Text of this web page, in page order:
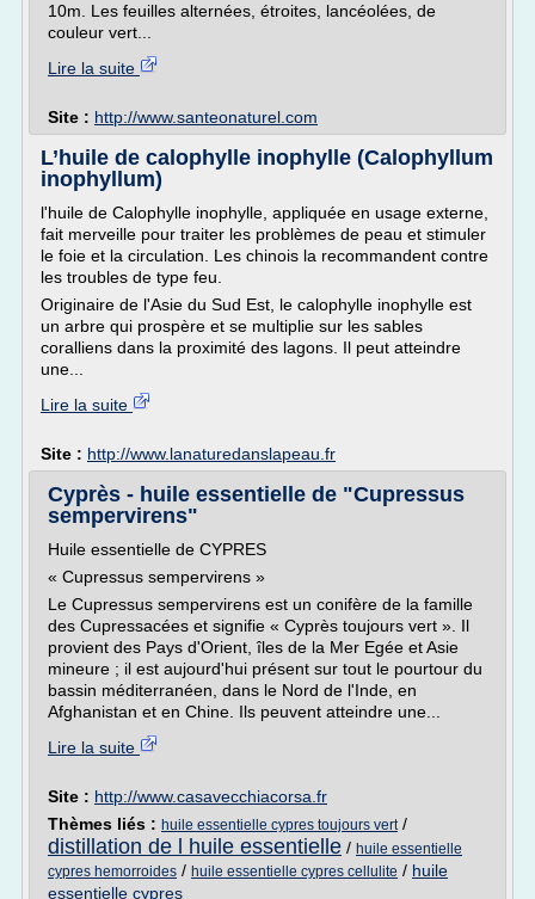
10m. Les feuilles alternées, étroites, lancéolées, de
couleur vert...
Lire la suite
Site : http://www.santeonaturel.com
L’huile de calophylle inophylle (Calophyllum
inophyllum)
l'huile de Calophylle inophylle, appliquée en usage externe,
fait merveille pour traiter les problèmes de peau et stimuler
le foie et la circulation. Les chinois la recommandent contre
les troubles de type feu.
Originaire de l'Asie du Sud Est, le calophylle inophylle est
un arbre qui prospère et se multiplie sur les sables
coralliens dans la proximité des lagons. Il peut atteindre
une...
Lire la suite
Site : http://www.lanaturedanslapeau.fr
Cyprès - huile essentielle de "Cupressus
sempervirens"
Huile essentielle de CYPRES
« Cupressus sempervirens »
Le Cupressus sempervirens est un conifère de la famille
des Cupressacées et signifie « Cyprès toujours vert ». Il
provient des Pays d'Orient, îles de la Mer Egée et Asie
mineure ; il est aujourd'hui présent sur tout le pourtour du
bassin méditerranéen, dans le Nord de l'Inde, en
Afghanistan et en Chine. Ils peuvent atteindre une...
Lire la suite
Site : http://www.casavecchiacorsa.fr
Thèmes liés : huile essentielle cypres toujours vert/
distillation de l huile essentielle / huile essentielle
cypres hemorroides / huile essentielle cypres cellulite / huile
essentielle cypres